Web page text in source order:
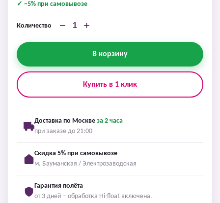
✓ −5% при самовывозе
Количество − +
В корзину
Купить в 1 клик
Доставка по Москве за 2 часа
при заказе до 21:00
Скидка 5% при самовывозе
м. Бауманская / Электрозаводская
Гарантия полёта
от 3 дней – обработка Hi-float включена.